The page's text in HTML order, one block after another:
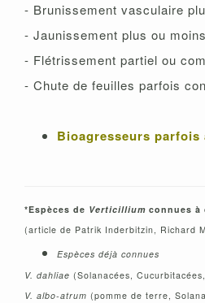
- Brunissement vasculaire
- Jaunissement plus ou
- Flétrissement partiel ou
- Chute de feuilles parfois
Bioagresseurs
*Espèces de Verticillium connues à
(article de Patrik Inderbitzin, Richard
Espèces déjà connues
V. dahliae (Solanacées,
V. albo-atrum (pomme de terre,